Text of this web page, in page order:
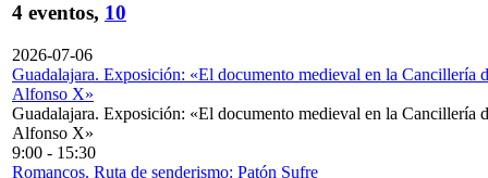
4 eventos, 10
2026-07-06
Guadalajara. Exposición: «El documento medieval en la Cancillería
Alfonso X»
Guadalajara. Exposición: «El documento medieval en la Cancillería
Alfonso X»
9:00 - 15:30
Romancos. Ruta de senderismo: Patón Sufre